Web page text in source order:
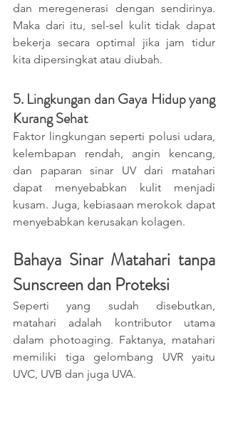
dan meregenerasi dengan sendirinya.
Maka dari itu, sel-sel kulit tidak dapat
bekerja secara optimal jika jam tidur
kita dipersingkat atau diubah.
5. Lingkungan dan Gaya Hidup yang
Kurang Sehat
Faktor lingkungan seperti polusi udara,
kelembapan rendah, angin kencang,
dan paparan sinar UV dari matahari
dapat menyebabkan kulit menjadi
kusam. Juga, kebiasaan merokok dapat
menyebabkan kerusakan kolagen.
Bahaya Sinar Matahari tanpa
Sunscreen dan Proteksi
Seperti yang sudah disebutkan,
matahari adalah kontributor utama
dalam photoaging. Faktanya, matahari
memiliki tiga gelombang UVR yaitu
UVC, UVB dan juga UVA.